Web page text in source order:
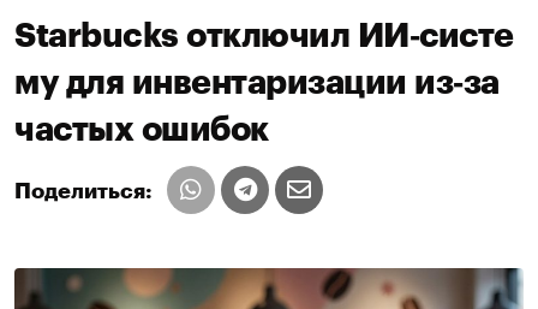
Starbucks отключил ИИ‑систе
му для инвентаризации из‑за
частых ошибок
Поделиться: